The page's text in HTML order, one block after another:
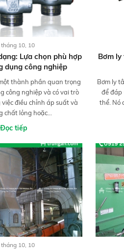
10, 10
Lựa chọn phù hợp
dụng công nghiệp
thành phần quan trọng
công nghiệp và có vai trò
điều chỉnh áp suất và
chất lỏng hoặc...
Đọc tiếp
Bơm
Bơm ly
để đáp
thể. Nó
10, 10